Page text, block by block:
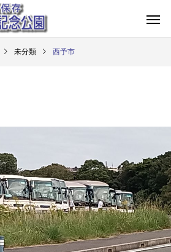
未分類 西予市